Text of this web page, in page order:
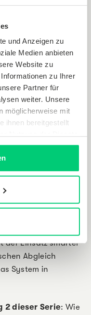
und Anzeigen zu
Medien anbieten
Website zu
zu Ihrer
Partner für
weiter. Unsere
möglicherweise mit
ihnen bereitgestellt
keine
offen, wo und
und es zeigt, welche
Damit bildet
einer digitalen
bleibt
ein Blindflug.
dafür den
Schritt geht es um
automatisierte
umgesetzt
der Einsatz smarter
Abgleich
System in
2 dieser Serie: Wie